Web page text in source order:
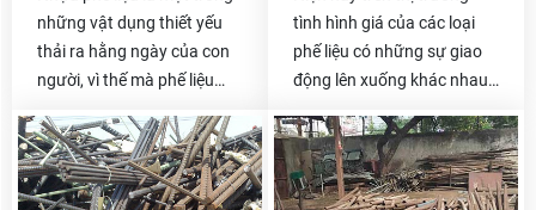
những vật dụng thiết yếu
thải ra hằng ngày của con
người, vì thế mà phế liệu
lớn. Nếu bạn đang đau đầu
vì số phế liệu nhựa tồn kho
không biết phải xử lý như
tình hình giá của các loại
phế liệu có những sự giao
động lên xuống khác nhau
cũng như chất liệu đó đáp
ứng thị trường như thế nào.